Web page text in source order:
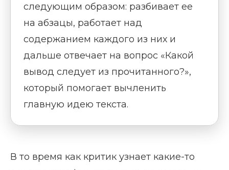
следующим образом: разбивает ее
на абзацы, работает над
содержанием каждого из них и
дальше отвечает на вопрос «Какой
вывод следует из прочитанного?»,
который помогает вычленить
главную идею текста.
В то время как критик узнает какие-то